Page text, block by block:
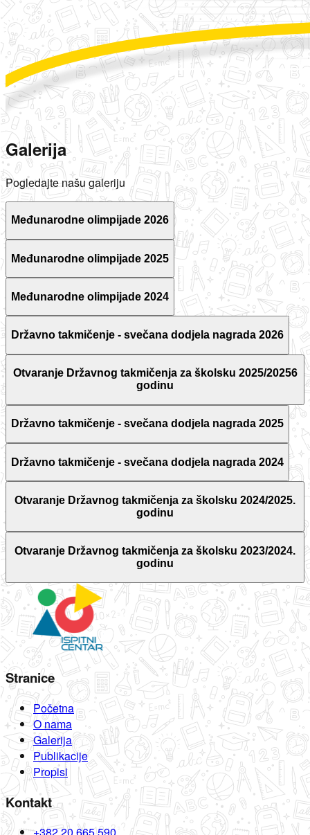
Galerija
Pogledajte našu galeriju
Međunarodne olimpijade 2026
Međunarodne olimpijade 2025
Međunarodne olimpijade 2024
Državno takmičenje - svečana dodjela nagrada 2026
Otvaranje Državnog takmičenja za školsku 2025/20256
godinu
Državno takmičenje - svečana dodjela nagrada 2025
Državno takmičenje - svečana dodjela nagrada 2024
Otvaranje Državnog takmičenja za školsku 2024/2025.
godinu
Otvaranje Državnog takmičenja za školsku 2023/2024.
godinu
Stranice
Početna
O nama
Galerija
Publikacije
Propisi
Kontakt